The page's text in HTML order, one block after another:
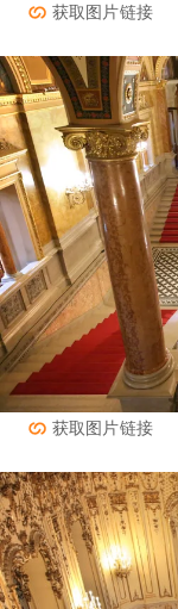
获取图片链接
获取图片链接